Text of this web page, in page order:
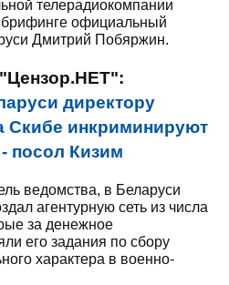
телерадиокомпании
брифинге официальный
Дмитрий Побяржин.
"Цензор.НЕТ":
директору
Скибе инкриминируют
посол Кизим
ведомства, в Беларуси
агентурную сеть из числа
за денежное
его задания по сбору
характера в военно-